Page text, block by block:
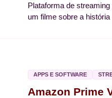
Plataforma de
um filme sobre a
APPS E SOFTWARE
Amazon Prime